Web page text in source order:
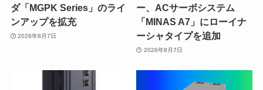
ダ「MGPK Series」のライ
ンアップを拡充
2026年8月7日
ー、ACサーボシステム
「MINAS A7」にローイナ
ーシャタイプを追加
2026年8月7日